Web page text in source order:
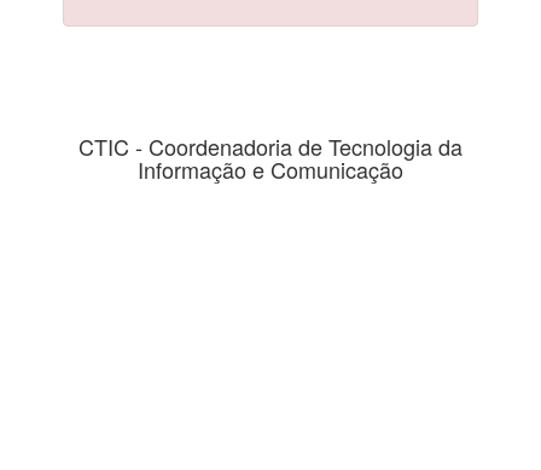
CTIC - Coordenadoria de Tecnologia da
Informação e Comunicação